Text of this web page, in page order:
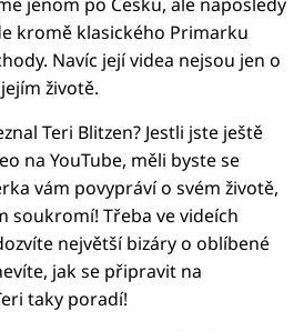
kromě klasického Primarku
Navíc její videa nejsou jen o
životě.
Teri Blitzen? Jestli jste ještě
na YouTube, měli byste se
vám povypráví o svém životě,
soukromí! Třeba ve videích
největší bizáry o oblíbené
jak se připravit na
taky poradí!